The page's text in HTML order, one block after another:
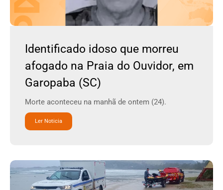
Identificado idoso que morreu
afogado na Praia do Ouvidor, em
Garopaba (SC)
Morte aconteceu na manhã de ontem (24).
Ler Noticia